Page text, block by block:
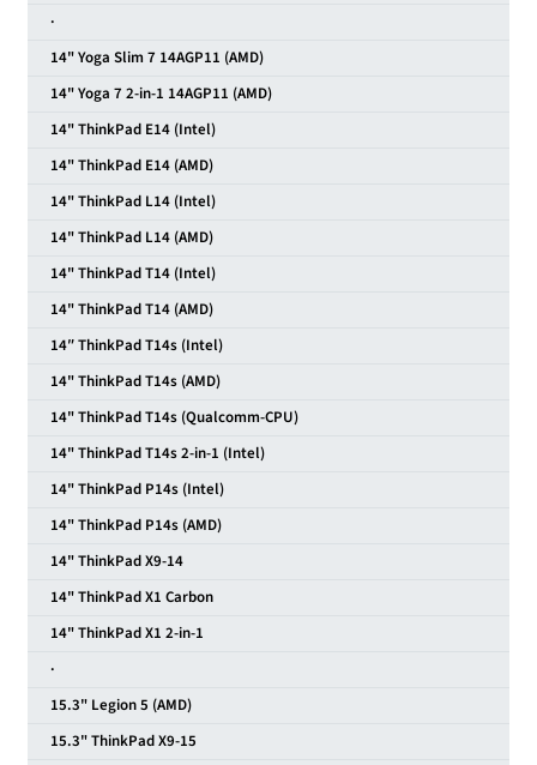
·
14" Yoga Slim 7 14AGP11 (AMD)
14" Yoga 7 2-in-1 14AGP11 (AMD)
14" ThinkPad E14 (Intel)
14" ThinkPad E14 (AMD)
14" ThinkPad L14 (Intel)
14" ThinkPad L14 (AMD)
14" ThinkPad T14 (Intel)
14" ThinkPad T14 (AMD)
14″ ThinkPad T14s (Intel)
14" ThinkPad T14s (AMD)
14" ThinkPad T14s (Qualcomm-CPU)
14" ThinkPad T14s 2-in-1 (Intel)
14" ThinkPad P14s (Intel)
14" ThinkPad P14s (AMD)
14" ThinkPad X9-14
14" ThinkPad X1 Carbon
14" ThinkPad X1 2-in-1
·
15.3" Legion 5 (AMD)
15.3" ThinkPad X9-15